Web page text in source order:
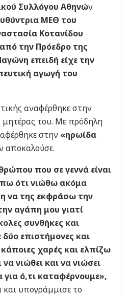
Συλλόγου Αθηνών
ΜΕΘ του
Κοτανίδου
την Πρόεδρο της
επειδή είχε την
αγωγή του
αναφέρθηκε στην
μητέρας του. Με πρόδηλη
στην «ηρωίδα
αποκαλούσε.
που σε γεννά είναι
ότι νιώθω ακόμα
να της εκφράσω την
αγάπη μου γιατί
συνθήκες και
επιστήμονες και
χαρές και ελπίζω
νιώθει και να νιώσει
ό,τι καταφέρνουμε»,
και υπογράμμισε το